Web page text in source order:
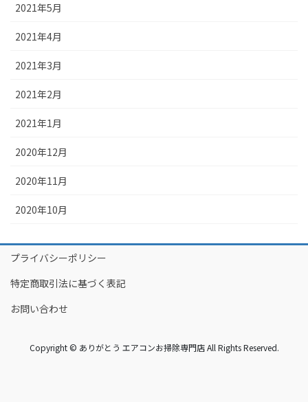
2021年5月
2021年4月
2021年3月
2021年2月
2021年1月
2020年12月
2020年11月
2020年10月
プライバシーポリシー
特定商取引法に基づく表記
お問い合わせ
Copyright © ありがとう エアコンお掃除専門店 All Rights Reserved.